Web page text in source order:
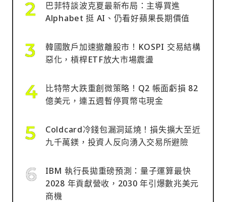
巴菲特談波克夏最新布局：主導買進
Alphabet 挺 AI、仍看好蘋果長期價值
韓國散戶加速撤離股市！KOSPI 交易結構
惡化，槓桿ETF放大市場震盪
比特幣大跌重創微策略！Q2 帳面虧損 82
億美元，連五週暫停買幣屯現金
Coldcard冷錢包漏洞延燒！損失擴大至近
九千萬鎂，投資人反向湧入交易所避險
IBM 執行長拋重磅預測：量子運算最快
2028 年貢獻營收，2030 年引爆數兆美元
商機